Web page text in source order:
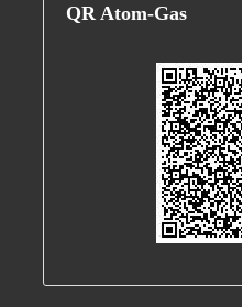
QR Atom-Gas